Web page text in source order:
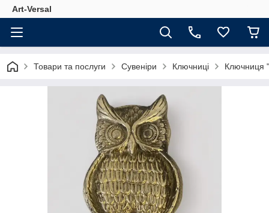
Аrt-Versal
Товари та послуги Сувеніри Ключниці Ключниця